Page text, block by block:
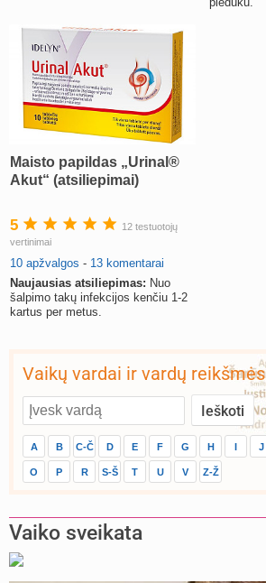
Maisto papildas „Urinal®
Akut“ (atsiliepimai)
5
12 testuotojų
vertinimai
10 apžvalgos - 13 komentarai
Naujausias atsiliepimas: Nuo
šalpimo takų infekcijos kenčiu 1-2
kartus per metus.
Vaikų vardai ir vardų reikšmės
A B C-Č D E F G H I J
O P R S-Š T U V Z-Ž
Vaiko sveikata